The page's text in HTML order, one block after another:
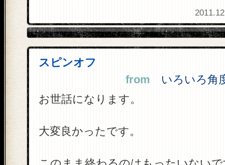
スピンオフ
from いろいろ角
お世話になります。
大変良かったです。